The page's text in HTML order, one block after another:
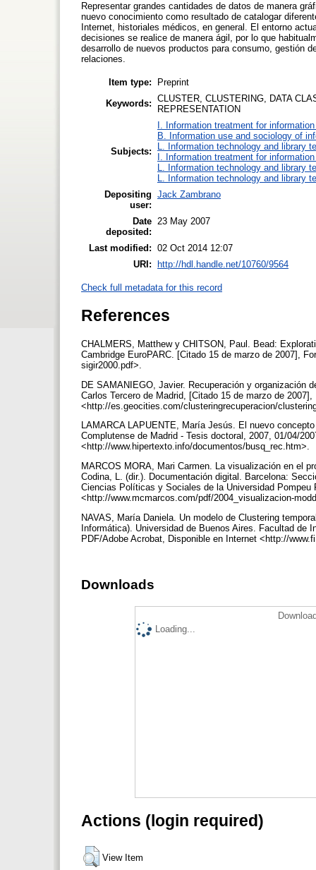
Representar grandes cantidades de datos de manera
nuevo conocimiento como resultado de catalogar
Internet, historiales médicos, en general. El entorno
decisiones se realice de manera ágil, por lo que
desarrollo de nuevos productos para consumo, gestión
relaciones.
Item type:
Preprint
Keywords: CLUSTER, CLUSTERING, DATA
REPRESENTATION
Subjects:
I. Information treatment for
B. Information use and sociology of
L. Information technology and library
I. Information treatment for
L. Information technology and library
L. Information technology and library
Depositing
user:
Jack Zambrano
Date
deposited:
23 May 2007
Last modified: 02 Oct 2014 12:07
URI:
http://hdl.handle.net/10760/9564
Check full metadata for this record
References
CHALMERS, Matthew y CHITSON, Paul. Bead:
Cambridge EuroPARC. [Citado 15 de marzo de 2007],
sigir2000.pdf>.
DE SAMANIEGO, Javier. Recuperación y organización
Carlos Tercero de Madrid, [Citado 15 de marzo de
<http://es.geocities.com/clusteringrecuperacion/
LAMARCA LAPUENTE, María Jesús. El nuevo
Complutense de Madrid - Tesis doctoral, 2007, 01/04/
<http://www.hipertexto.info/documentos/busq_rec.htm>.
MARCOS MORA, Mari Carmen. La visualización en el
Codina, L. (dir.). Documentación digital. Barcelona:
Ciencias Políticas y Sociales de la Universidad Pompeu
<http://www.mcmarcos.com/pdf/2004_visualizacion-
NAVAS, María Daniela. Un modelo de Clustering
Informática). Universidad de Buenos Aires. Facultad de
PDF/Adobe Acrobat, Disponible en Internet <http://
Downloads
Loading...
Actions (login required)
View Item